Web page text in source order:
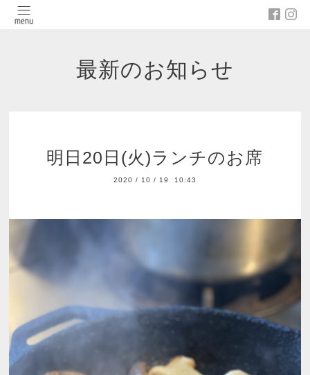
最新のお知らせ
明日20日(火)ランチのお席
2020 / 10 / 19 10:43